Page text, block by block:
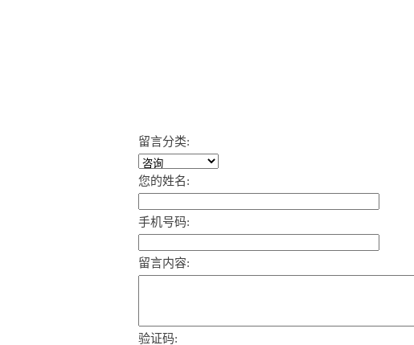
留言分类:
您的姓名:
手机号码:
留言内容:
验证码: